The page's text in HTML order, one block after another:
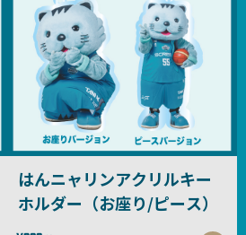
はんニャリンアクリルキー
ホルダー（お座り/ピース）